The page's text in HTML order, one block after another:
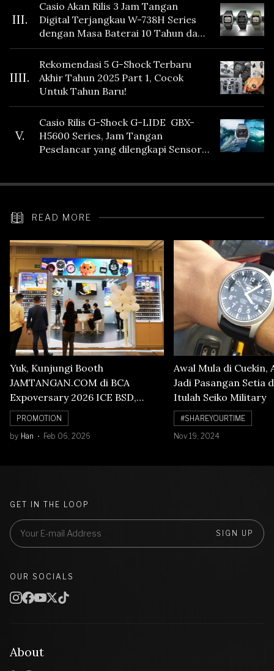
III.
Casio Akan Rilis 3 Jam Tangan
Digital Terjangkau W-738H Series
dengan Masa Baterai 10 Tahun dan
Fitur Vibration
IIII.
Rekomendasi 5 G-Shock Terbaru
Akhir Tahun 2025 Part 1, Cocok
Untuk Tahun Baru!
V.
Casio Rilis G-Shock G-LIDE GBX-
H5600 Series, Jam Tangan
Peselancar yang dilengkapi Sensor
READ MORE
Yuk, Kunjungi Booth
JAMTANGAN.COM di BCA
Expoversary 2026 ICE BSD,
Banyak Diskon Jam Tangan,
Cuma Sampai 8 Februari!
PROMOTION
by Han Feb 06, 2026
Awal Mula di Cuekin,
Jadi Pasangan Setia
Itulah Seiko Military
#SHAREYOURTIME
Nov 19, 2024
About
GET IN THE LOOP
SIGN UP
OUR SOCIALS